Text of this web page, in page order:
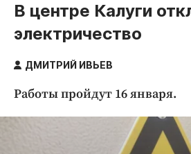
Новости компаний
Статьи
Народные новости
Авто и транспорт
Благоустройство
В центре Калуги
электричество
ДМИТРИЙ ИВЬЕВ
Работы пройдут 16 января.